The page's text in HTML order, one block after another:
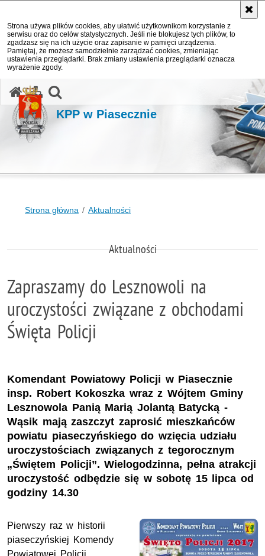
Strona używa plików cookies, aby ułatwić użytkownikom korzystanie z
serwisu oraz do celów statystycznych. Jeśli nie blokujesz tych plików, to
zgadzasz się na ich użycie oraz zapisanie w pamięci urządzenia.
Pamiętaj, że możesz samodzielnie zarządzać cookies, zmieniając
ustawienia przeglądarki. Brak zmiany ustawienia przeglądarki oznacza
wyrażenie zgody.
KPP w Piasecznie
Strona główna Aktualności
Aktualności
Zapraszamy do Lesznowoli na
uroczystości związane z obchodami
Święta Policji
Komendant Powiatowy Policji w Piasecznie
insp. Robert Kokoszka wraz z Wójtem Gminy
Lesznowola Panią Marią Jolantą Batycką -
Wąsik mają zaszczyt zaprosić mieszkańców
powiatu piaseczyńskiego do wzięcia udziału
uroczystościach związanych z tegorocznym
„Świętem Policji”. Wielogodzinna, pełna atrakcji
uroczystość odbędzie się w sobotę 15 lipca od
godziny 14.30
Pierwszy raz w historii
piaseczyńskiej Komendy
Powiatowej Policji,